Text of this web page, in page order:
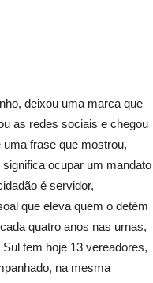
deixou uma marca que
as redes sociais e chegou
frase que mostrou,
ocupar um mandato
é servidor,
que eleva quem o detém
quatro anos nas urnas,
tem hoje 13 vereadores,
na mesma